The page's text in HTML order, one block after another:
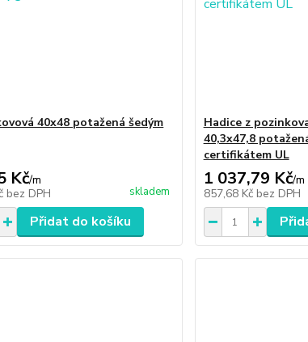
40x48 potažená šedým
Kč/m
bez DPH skladem
Přidat do košíku
Hadice z
40,3x47,8
certifikátem UL
1 037,79 Kč/m
857,68 Kč bez DPH